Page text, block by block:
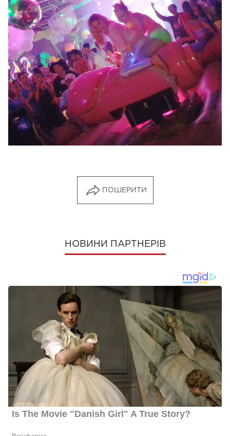
ПОШЕРИТИ
НОВИНИ ПАРТНЕРІВ